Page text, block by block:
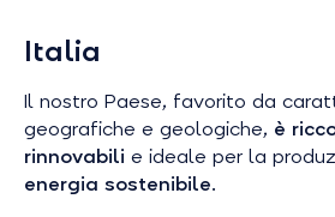
Italia
Il nostro Paese, favorito da
geografiche e geologiche, è
rinnovabili e ideale per la
energia sostenibile.